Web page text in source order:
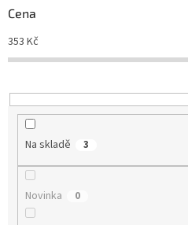
d
k
t
Cena
353 Kč
Na skladě 3
Novinka 0